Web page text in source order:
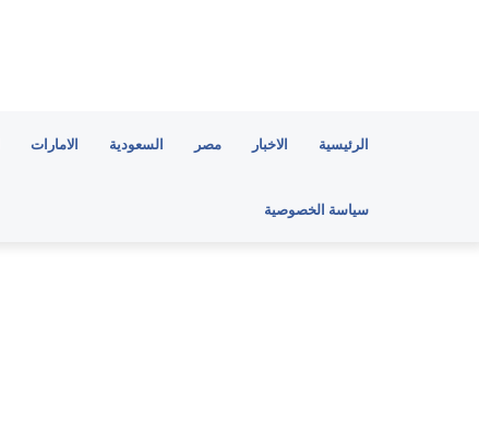
الرئيسية الاخبار مصر السعودية الامارات
سياسة الخصوصية